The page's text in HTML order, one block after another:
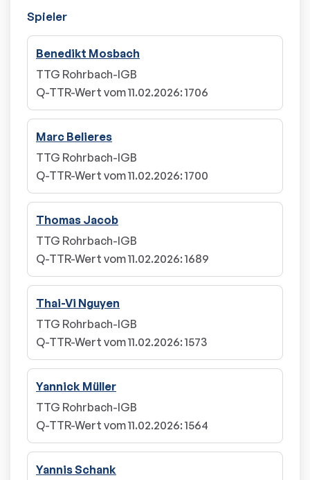
Spieler
Benedikt Mosbach
TTG Rohrbach-IGB
Q-TTR-Wert vom 11.02.2026: 1706
Marc Belieres
TTG Rohrbach-IGB
Q-TTR-Wert vom 11.02.2026: 1700
Thomas Jacob
TTG Rohrbach-IGB
Q-TTR-Wert vom 11.02.2026: 1689
Thai-Vi Nguyen
TTG Rohrbach-IGB
Q-TTR-Wert vom 11.02.2026: 1573
Yannick Müller
TTG Rohrbach-IGB
Q-TTR-Wert vom 11.02.2026: 1564
Yannis Schank